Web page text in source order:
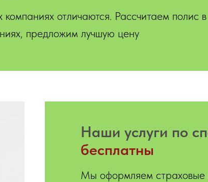
отличаются. Рассчитаем полис в
предложим лучшую цену
Hаши услуги по
бесплатны
Мы оформляем страховые